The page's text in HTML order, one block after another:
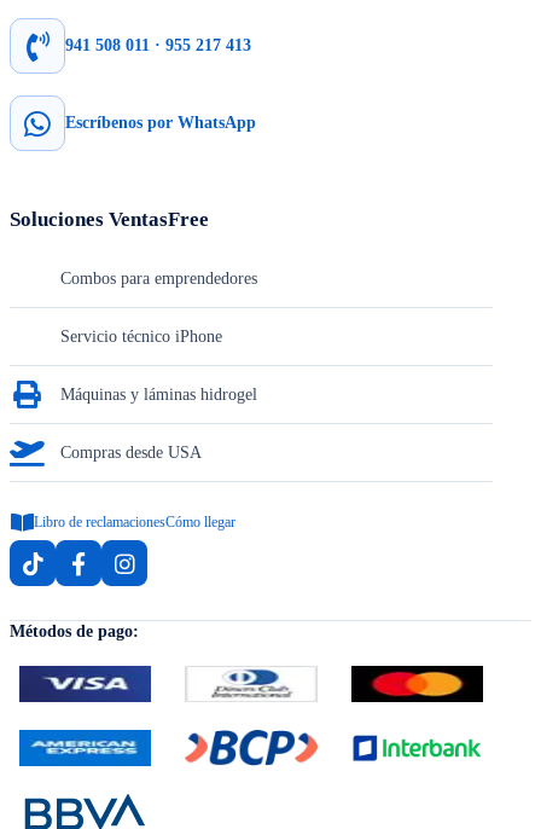
941 508 011 · 955 217 413
Escríbenos por WhatsApp
Soluciones VentasFree
Combos para emprendedores
Servicio técnico iPhone
Máquinas y láminas hidrogel
Compras desde USA
Libro de reclamacionesCómo llegar
Métodos de pago: